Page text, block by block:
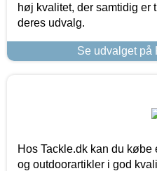
høj kvalitet, der samtidig er
deres udvalg.
Se udvalget på
Hos Tackle.dk kan du
og outdoorartikler i god